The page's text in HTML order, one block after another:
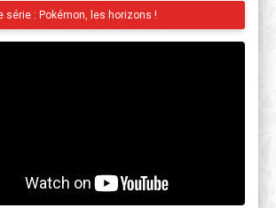
série : Pokémon, les horizons !